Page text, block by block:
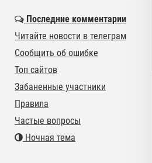
Последние комментарии
Читайте новости в телеграм
Сообщить об ошибке
Топ сайтов
Забаненные участники
Правила
Частые вопросы
Ночная тема